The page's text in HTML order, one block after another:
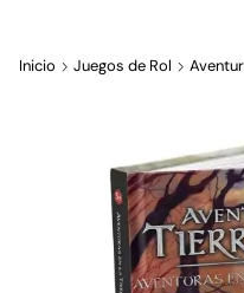
Inicio Juegos de Rol